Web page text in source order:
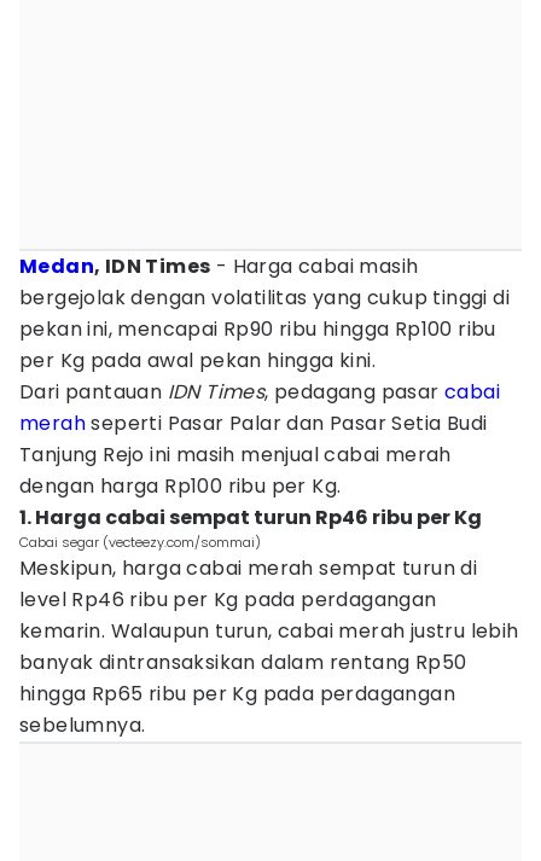
Medan, IDN Times - Harga cabai masih
bergejolak dengan volatilitas yang cukup tinggi di
pekan ini, mencapai Rp90 ribu hingga Rp100 ribu
per Kg pada awal pekan hingga kini.
Dari pantauan IDN Times, pedagang pasarcabai
merahseperti Pasar Palar dan Pasar Setia Budi
Tanjung Rejo ini masih menjual cabai merah
dengan harga Rp100 ribu per Kg.
1. Harga cabai sempat turun Rp46 ribu per Kg
Cabai segar (vecteezy.com/sommai)
Meskipun, harga cabai merah sempat turun di
level Rp46 ribu per Kg pada perdagangan
kemarin. Walaupun turun, cabai merah justru lebih
banyak dintransaksikan dalam rentang Rp50
hingga Rp65 ribu per Kg pada perdagangan
sebelumnya.